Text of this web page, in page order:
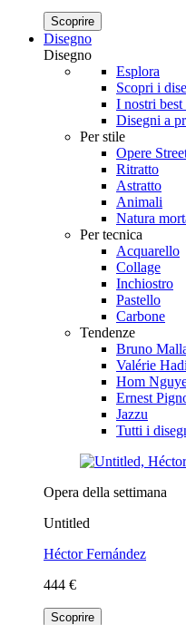
Scoprire
Disegno
Disegno
Esplora
Scopri i
I nostri best
Disegni a
Per stile
Opere
Ritratto
Astratto
Animali
Natura
Per tecnica
Acquarello
Collage
Inchiostro
Pastello
Carbone
Tendenze
Bruno
Valérie
Hom
Ernest
Jazzu
Tutti i
Opera della settimana
Untitled
Héctor Fernández
444 €
Scoprire